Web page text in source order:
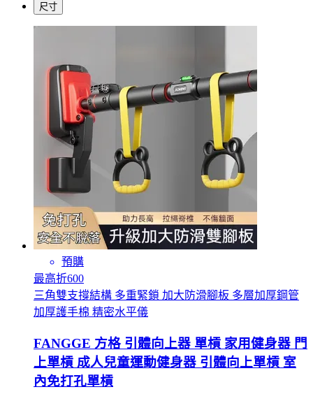
尺寸
預購
最高折600
三角雙支撐結構 多重緊鎖 加大防滑腳板 多層加厚鋼管
加厚護手棉 精密水平儀
FANGGE 方格 引體向上器 單槓 家用健身器 門
上單槓 成人兒童運動健身器 引體向上單槓 室
內免打孔單槓